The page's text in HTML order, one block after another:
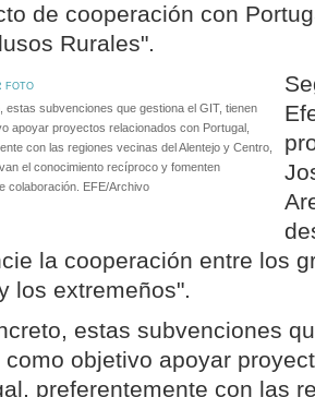
de cooperación con
Rurales".
FOTO
estas subvenciones que gestiona el GIT, tienen
apoyar proyectos relacionados con Portugal,
con las regiones vecinas del Alentejo y Centro,
el conocimiento recíproco y fomenten
colaboración. EFE/Archivo
la cooperación entre los
los extremeños".
estas subvenciones
como objetivo apoyar
preferentemente con las